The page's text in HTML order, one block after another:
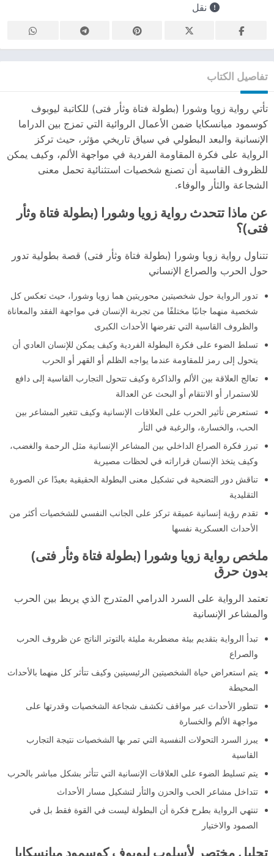
نقل
تفاصيل الكتاب
تأتي رواية زويا وشورا (بطولة فتاة وثأر فتى) للكاتبة ليوبوف
كوسمود ميانسكايا ضمن الأعمال الروائية التي تمزج بين الدراما
الإنسانية والبعد البطولي في سياق تاريخي مؤثر، حيث تركز
الرواية على فكرة المقاومة الفردية في مواجهة الألم، وكيف يمكن
للظروف القاسية أن تصنع شخصيات استثنائية تحمل معنى
الشجاعة والثأر والوفاء.
عن ماذا تتحدث رواية زويا وشورا (بطولة فتاة وثأر
فتى)؟
تتناول رواية زويا وشورا (بطولة فتاة وثأر فتى) قصة بطولية تدور
حول الحرب والصراع الإنساني
تدور الرواية حول شخصيتين محوريتين هما زويا وشورا، حيث تعكس كل
شخصية منهما جانبًا مختلفًا من تجربة الإنسان في مواجهة الفقد والمعاناة
والظروف القاسية التي تفرضها الأحداث الكبرى
تسلط الضوء على فكرة البطولة الفردية وكيف يمكن للإنسان العادي أن
يتحول إلى رمز للمقاومة عندما يواجه الظلم أو القهر أو الحرب
تعالج العلاقة بين الألم والذاكرة وكيف تتحول التجارب القاسية إلى دافع
للاستمرار أو الانتقام أو البحث عن العدالة
تستعرض تأثير الحرب على العلاقات الإنسانية وكيف تتغير المشاعر بين
الحب، والخسارة، والرغبة في الثأر
تبرز فكرة الصراع الداخلي بين المشاعر الإنسانية مثل الرحمة والغضب،
وكيف يتخذ الإنسان قراراته في لحظات مصيرية
تناقش دور التضحية في تشكيل معنى البطولة الحقيقية بعيدًا عن الصورة
التقليدية
تقدم رؤية إنسانية عميقة تركز على الجانب النفسي للشخصيات أكثر من
الأحداث العسكرية نفسها
ملخص رواية زويا وشورا (بطولة فتاة وثأر فتى)
بدون حرق
تعتمد الرواية على السرد الدرامي المتدرج الذي يربط بين الحرب
والمشاعر الإنسانية
تبدأ الرواية بتقديم بيئة مضطربة مليئة بالتوتر الناتج عن ظروف الحرب
والصراع
يتم استعراض حياة الشخصيتين الرئيسيتين وكيف تتأثر كل منهما بالأحداث
المحيطة
تتطور الأحداث عبر مواقف تكشف شجاعة الشخصيات وقدرتها على
مواجهة الألم والخسارة
يبرز السرد التحولات النفسية التي تمر بها الشخصيات نتيجة التجارب
القاسية
يتم تسليط الضوء على العلاقات الإنسانية التي تتأثر بشكل مباشر بالحرب
تتداخل مشاعر الحب والحزن والثأر لتشكيل مسار الأحداث
تنتهي الرواية بطرح فكرة أن البطولة ليست في القوة فقط بل في
الصمود والاختيار
تحليل مختصر لأسلوب ليوبوف كوسمود ميانسكايا